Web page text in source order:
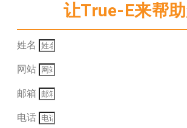
让True-E来帮
姓名
网站
邮箱
电话